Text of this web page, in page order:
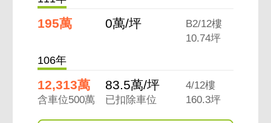
195萬 0萬/坪
B2/12樓
10.74坪
106年
12,313萬
含車位500萬
83.5萬/坪
已扣除車位
4/12樓
160.3坪